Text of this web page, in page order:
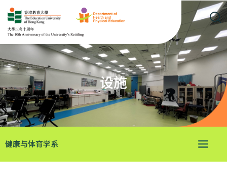
设施
健康与体育学系